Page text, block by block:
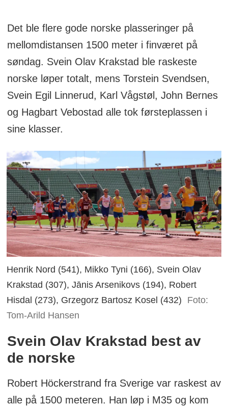
Det ble flere gode norske plasseringer på
mellomdistansen 1500 meter i finværet på
søndag. Svein Olav Krakstad ble raskeste
norske løper totalt, mens Torstein Svendsen,
Svein Egil Linnerud, Karl Vågstøl, John Bernes
og Hagbart Vebostad alle tok førsteplassen i
sine klasser.
Henrik Nord (541), Mikko Tyni (166), Svein Olav
Krakstad (307), Jānis Arsenikovs (194), Robert
Hisdal (273), Grzegorz Bartosz Kosel (432)
Foto:
Tom-Arild Hansen
Svein Olav Krakstad best av
de norske
Robert Höckerstrand fra Sverige var raskest av
alle på 1500 meteren. Han løp i M35 og kom